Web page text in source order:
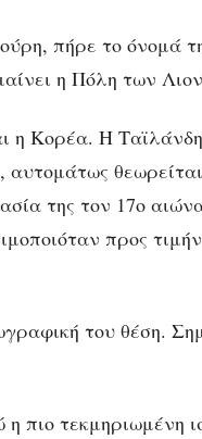
πήρε το όνομά
η Πόλη των
η Κορέα. Η
αυτομάτως
της τον 17ο
προς
του θέση.
πιο τεκμηριωμένη